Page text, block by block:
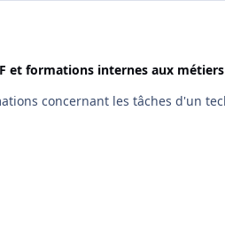
et formations internes aux métiers